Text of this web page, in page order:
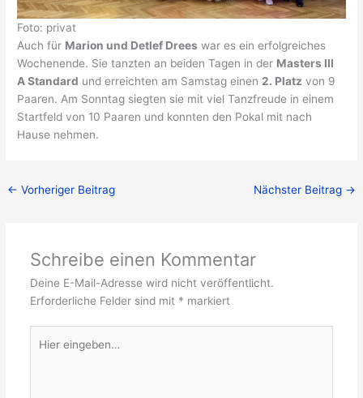
Foto: privat
Auch für Marion und Detlef Drees war es ein erfolgreiches
Wochenende. Sie tanzten an beiden Tagen in der Masters III
A Standard und erreichten am Samstag einen 2. Platz von 9
Paaren. Am Sonntag siegten sie mit viel Tanzfreude in einem
Startfeld von 10 Paaren und konnten den Pokal mit nach
Hause nehmen.
← Vorheriger Beitrag Nächster Beitrag →
Schreibe einen Kommentar
Deine E-Mail-Adresse wird nicht veröffentlicht.
Erforderliche Felder sind mit * markiert
eingeben…